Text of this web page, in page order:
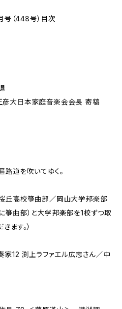
号（448号）目次
彦大日本家庭音楽会会長 寄稿
路道を吹いてゆく。
丘高校箏曲部／岡山大学邦楽部
箏曲部）と大学邦楽部を1校ずつ取
ます。）
12 渕上ラファエル広志さん／中